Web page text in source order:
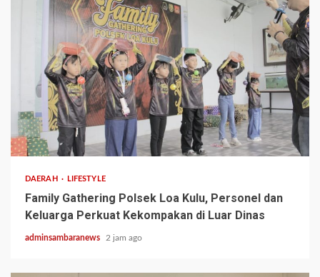
1 min read
DAERAH LIFESTYLE
Family Gathering Polsek Loa Kulu, Personel dan
Keluarga Perkuat Kekompakan di Luar Dinas
adminsambaranews 2 jam ago